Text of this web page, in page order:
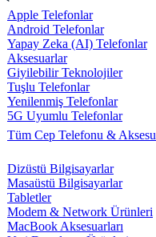
Apple Telefonlar
Android Telefonlar
Yapay Zeka (AI) Telefonlar
Aksesuarlar
Giyilebilir Teknolojiler
Tuşlu Telefonlar
Yenilenmiş Telefonlar
5G Uyumlu Telefonlar
Tüm Cep Telefonu &
Dizüstü Bilgisayarlar
Masaüstü Bilgisayarlar
Tabletler
Modem & Network Ürünleri
MacBook Aksesuarları